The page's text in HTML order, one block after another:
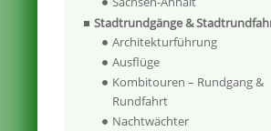
Stadtrundgänge &
Architekturführung
Ausflüge
Kombitouren – Rundgang &
Rundfahrt
Nachtwächter